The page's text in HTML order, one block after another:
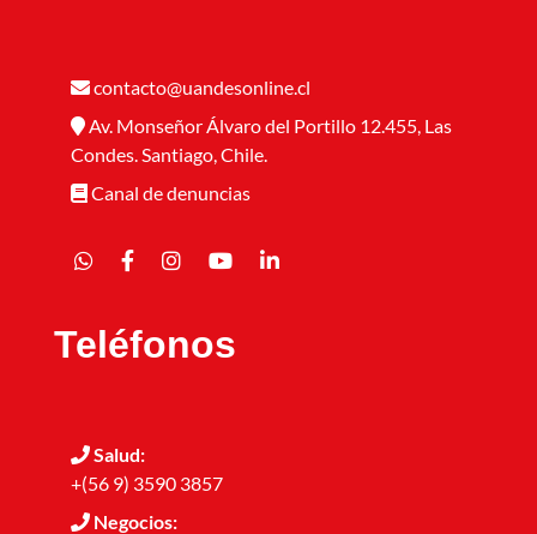
contacto@uandesonline.cl
Av. Monseñor Álvaro del Portillo 12.455, Las
Condes. Santiago, Chile.
Canal de denuncias
Teléfonos
Salud:
+(56 9) 3590 3857
Negocios: